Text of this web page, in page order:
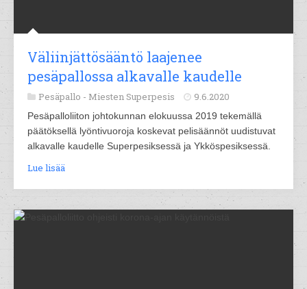
Väliinjättösääntö laajenee
pesäpallossa alkavalle kaudelle
Pesäpallo - Miesten Superpesis 9.6.2020
Pesäpalloliiton johtokunnan elokuussa 2019 tekemällä
päätöksellä lyöntivuoroja koskevat pelisäännöt uudistuvat
alkavalle kaudelle Superpesiksessä ja Ykköspesiksessä.
Lue lisää